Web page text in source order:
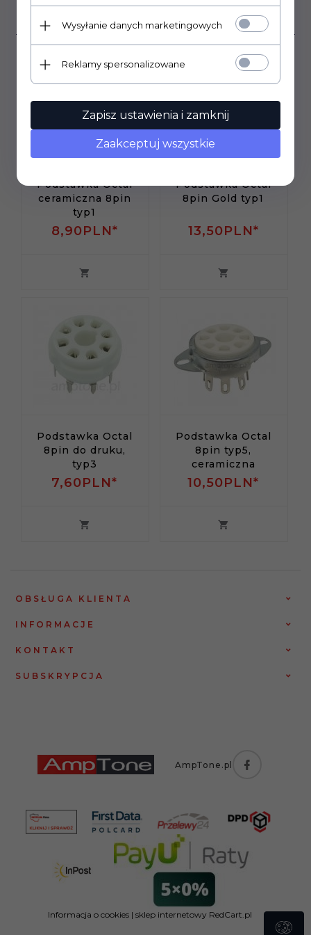
produkt wybrali również...
Podstawka Octal
ceramiczna 8pin
typ1
8,90PLN*
Podstawka Octal
8pin Gold typ1
13,50PLN*
Podstawka Octal
8pin do druku,
typ3
7,60PLN*
Podstawka Octal
8pin typ5,
ceramiczna
10,50PLN*
OBSŁUGA KLIENTA
INFORMACJE
KONTAKT
SUBSKRYPCJA
AmpTone.pl
Informacja o cookies | sklep internetowy RedCart.pl
Wysyłanie danych marketingowych
Reklamy spersonalizowane
Zapisz ustawienia i zamknij
Zaakceptuj wszystkie